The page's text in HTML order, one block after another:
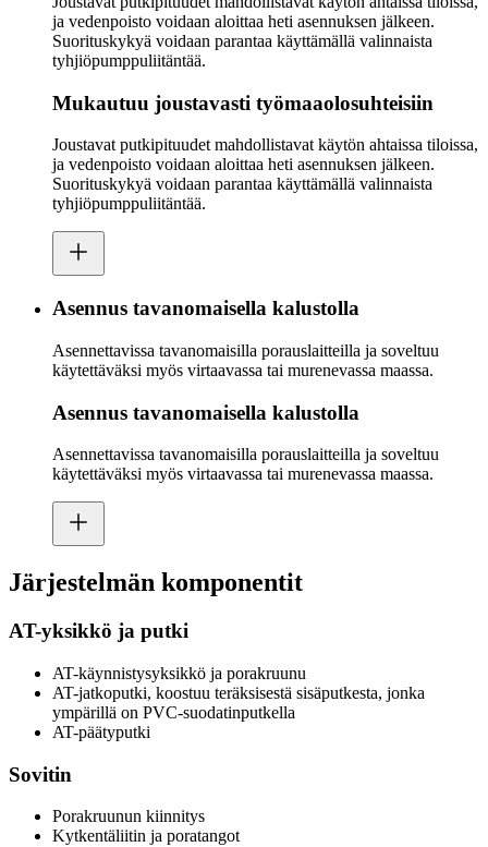
ja vedenpoisto voidaan aloittaa heti asennuksen jälkeen.
Suorituskykyä voidaan parantaa käyttämällä valinnaista
tyhjiöpumppuliitäntää.
Mukautuu joustavasti työmaaolosuhteisiin
Joustavat putkipituudet mahdollistavat käytön ahtaissa tiloissa,
ja vedenpoisto voidaan aloittaa heti asennuksen jälkeen.
Suorituskykyä voidaan parantaa käyttämällä valinnaista
tyhjiöpumppuliitäntää.
Asennus tavanomaisella kalustolla
Asennettavissa tavanomaisilla porauslaitteilla ja soveltuu
käytettäväksi myös virtaavassa tai murenevassa maassa.
Asennus tavanomaisella kalustolla
Asennettavissa tavanomaisilla porauslaitteilla ja soveltuu
käytettäväksi myös virtaavassa tai murenevassa maassa.
Järjestelmän komponentit
AT-yksikkö ja putki
AT-käynnistysyksikkö ja porakruunu
AT-jatkoputki, koostuu teräksisestä sisäputkesta, jonka
ympärillä on PVC-suodatinputkella
AT-päätyputki
Sovitin
Porakruunun kiinnitys
Kytkentäliitin ja poratangot